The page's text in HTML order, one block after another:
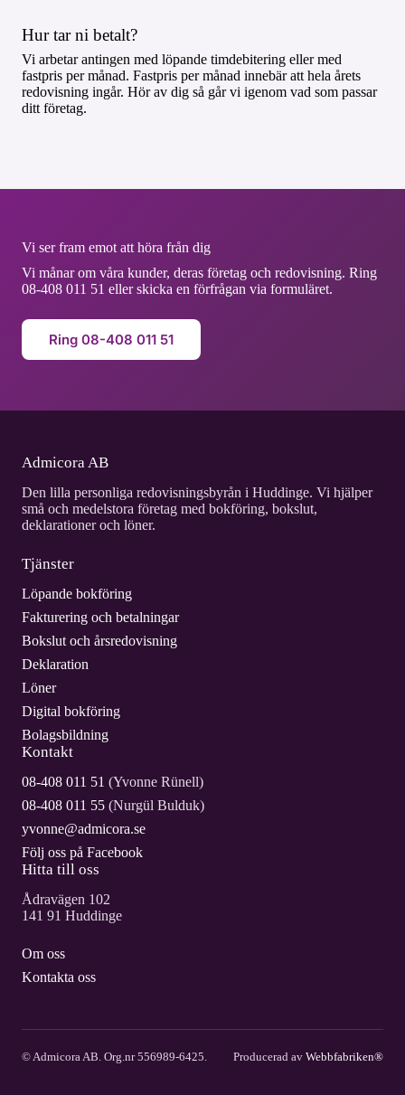
Hur tar ni betalt?
Vi arbetar antingen med löpande timdebitering eller med
fastpris per månad. Fastpris per månad innebär att hela årets
redovisning ingår. Hör av dig så går vi igenom vad som passar
ditt företag.
Vi ser fram emot att höra från dig
Vi månar om våra kunder, deras företag och redovisning. Ring
08-408 011 51 eller skicka en förfrågan via formuläret.
Ring 08-408 011 51
Admicora AB
Den lilla personliga redovisningsbyrån i Huddinge. Vi hjälper
små och medelstora företag med bokföring, bokslut,
deklarationer och löner.
Tjänster
Löpande bokföring
Fakturering och betalningar
Bokslut och årsredovisning
Deklaration
Löner
Digital bokföring
Bolagsbildning
Kontakt
08-408 011 51 (Yvonne Rünell)
08-408 011 55 (Nurgül Bulduk)
yvonne@admicora.se
Följ oss på Facebook
Hitta till oss
Ådravägen 102
141 91 Huddinge
Om oss
Kontakta oss
© Admicora AB. Org.nr 556989-6425. Producerad av Webbfabriken®